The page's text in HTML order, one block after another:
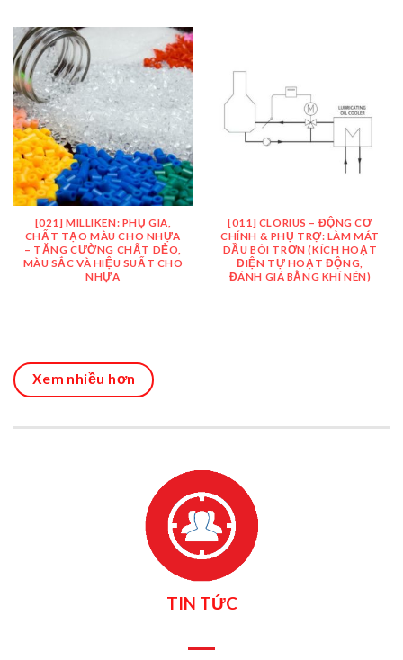
[021] MILLIKEN: PHỤ GIA,
CHẤT TẠO MÀU CHO NHỰA
– TĂNG CƯỜNG CHẤT DẺO,
MÀU SẮC VÀ HIỆU SUẤT CHO
NHỰA
[011] CLORIUS – ĐỘNG CƠ
CHÍNH & PHỤ TRỢ: LÀM MÁT
DẦU BÔI TRƠN (KÍCH HOẠT
ĐIỆN TỰ HOẠT ĐỘNG,
ĐÁNH GIÁ BẰNG KHÍ NÉN)
Xem nhiều hơn
TIN TỨC